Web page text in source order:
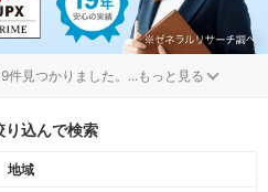
見つかりました。 ...もっと見る
り込んで検索
地域